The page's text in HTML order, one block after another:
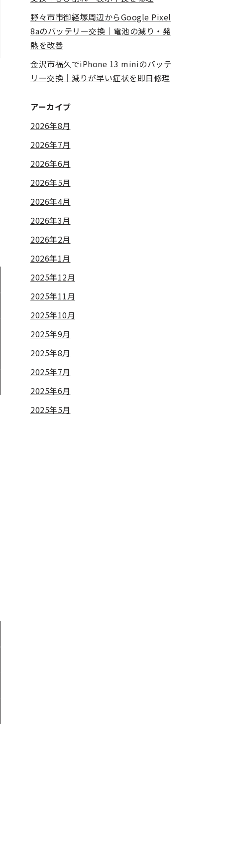
野々市市御経塚周辺からGoogle Pixel
8aのバッテリー交換｜電池の減り・発
熱を改善
金沢市福久でiPhone 13 miniのバッテ
リー交換｜減りが早い症状を即日修理
アーカイブ
2026年8月
2026年7月
2026年6月
2026年5月
2026年4月
2026年3月
2026年2月
2026年1月
2025年12月
2025年11月
2025年10月
2025年9月
2025年8月
2025年7月
2025年6月
2025年5月